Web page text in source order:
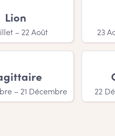
Lion
– 22 Août 23
– 21 Décembre 22